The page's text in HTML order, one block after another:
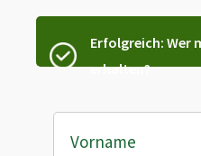
Erfolgreich: Wer
erhalten?
Vorname